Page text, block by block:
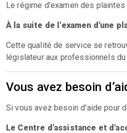
Le régime d’examen des
À la suite de l'examen d'une
Cette qualité de service se
législateur aux professionnels
Vous avez besoin
Si vous avez besoin d'aide pour
Le Centre d'assistance et